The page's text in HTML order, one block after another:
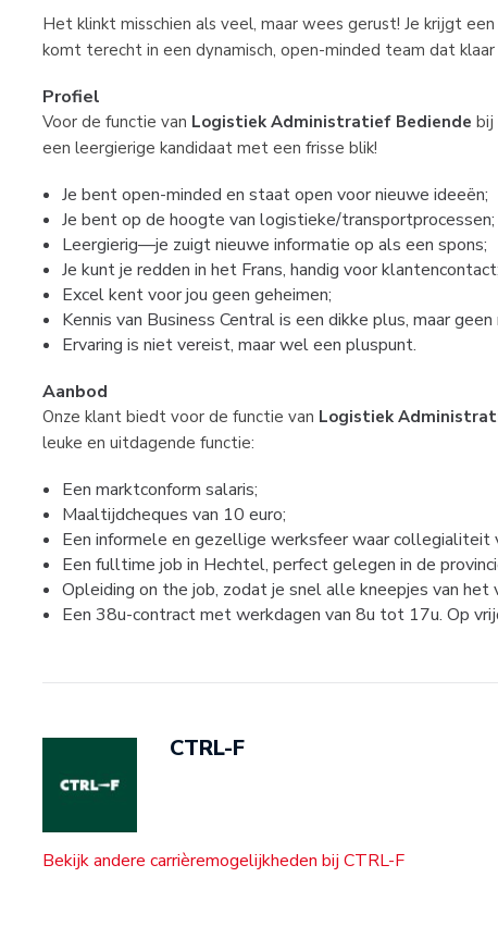
Het klinkt misschien als veel, maar wees gerust! Je krijgt
komt terecht in een dynamisch, open-minded team dat
Profiel
Voor de functie van Logistiek Administratief Bediende bij
een leergierige kandidaat met een frisse blik!
Je bent open-minded en staat open voor nieuwe ideeën;
Je bent op de hoogte van logistieke/transportprocessen;
Leergierig—je zuigt nieuwe informatie op als een spons;
Je kunt je redden in het Frans, handig voor klantencontact;
Excel kent voor jou geen geheimen;
Kennis van Business Central is een dikke plus, maar geen
Ervaring is niet vereist, maar wel een pluspunt.
Aanbod
Onze klant biedt voor de functie van Logistiek
leuke en uitdagende functie:
Een marktconform salaris;
Maaltijdcheques van 10 euro;
Een informele en gezellige werksfeer waar collegialiteit
Een fulltime job in Hechtel, perfect gelegen in de
Opleiding on the job, zodat je snel alle kneepjes van het
Een 38u-contract met werkdagen van 8u tot 17u. Op
CTRL-F
Bekijk andere carrièremogelijkheden bij CTRL-F